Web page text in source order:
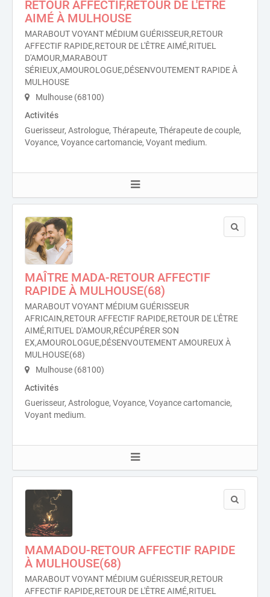
RETOUR AFFECTIF,RETOUR DE L'ÊTRE
AIMÉ À MULHOUSE
MARABOUT VOYANT MÉDIUM GUÉRISSEUR,RETOUR
AFFECTIF RAPIDE,RETOUR DE L'ÊTRE AIMÉ,RITUEL
D'AMOUR,MARABOUT
SÉRIEUX,AMOUROLOGUE,DÉSENVOUTEMENT RAPIDE À
MULHOUSE
Mulhouse (68100)
Activités
Guerisseur, Astrologue, Thérapeute, Thérapeute de couple,
Voyance, Voyance cartomancie, Voyant medium.
MAÎTRE MADA-RETOUR AFFECTIF
RAPIDE À MULHOUSE(68)
MARABOUT VOYANT MÉDIUM GUÉRISSEUR
AFRICAIN,RETOUR AFFECTIF RAPIDE,RETOUR DE L'ÊTRE
AIMÉ,RITUEL D'AMOUR,RÉCUPÉRER SON
EX,AMOUROLOGUE,DÉSENVOUTEMENT AMOUREUX À
MULHOUSE(68)
Mulhouse (68100)
Activités
Guerisseur, Astrologue, Voyance, Voyance cartomancie,
Voyant medium.
MAMADOU-RETOUR AFFECTIF RAPIDE
À MULHOUSE(68)
MARABOUT VOYANT MÉDIUM GUÉRISSEUR,RETOUR
AFFECTIF RAPIDE,RETOUR DE L'ÊTRE AIMÉ,RITUEL